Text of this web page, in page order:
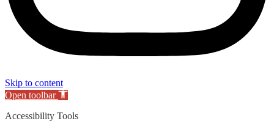
Skip to content
Open toolbar
Accessibility Tools